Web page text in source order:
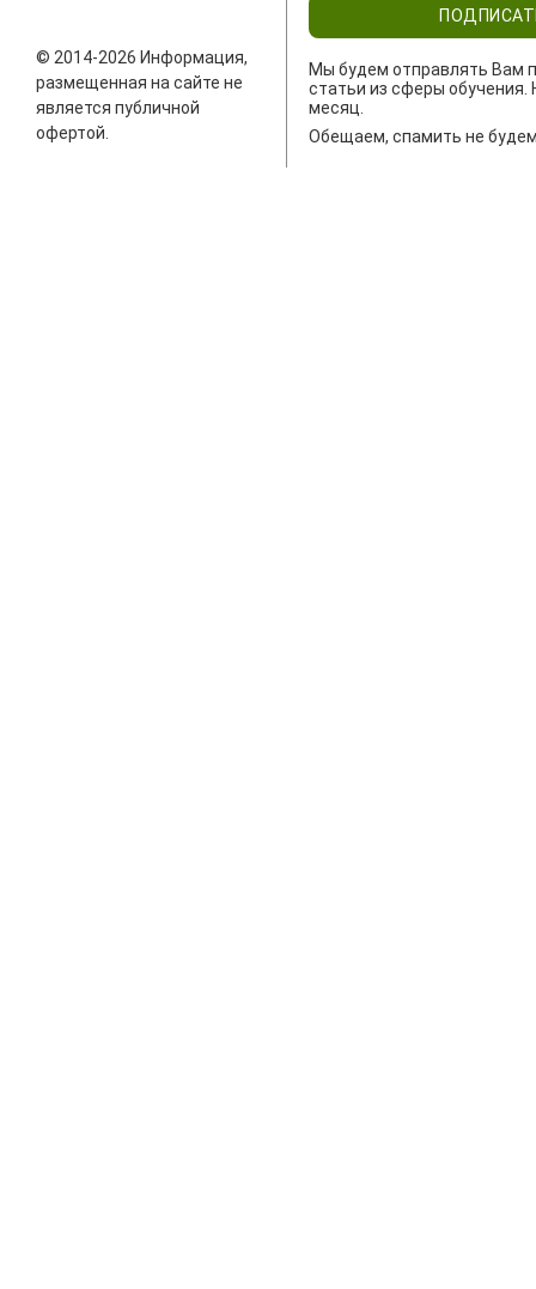
© 2014-2026 Информация,
размещенная на сайте не
является публичной
офертой.
Мы будем отправлять Вам
статьи из сферы обучения.
месяц.
Обещаем, спамить не